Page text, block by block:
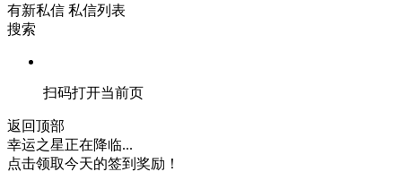
有新私信 私信列表
搜索
扫码打开当前页
返回顶部
幸运之星正在降临...
点击领取今天的签到奖励！